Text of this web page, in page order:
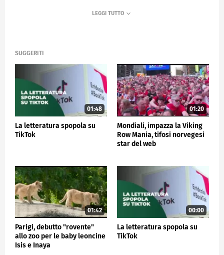
video dell'esemplare di due mesi, grande quanto un
zoo Chon Buri, in Thailandia. Tantissimi i visitatori in
nuova attrazione.
ESTERI
SUGGERITI
01:48
La letteratura spopola su
TikTok
01:20
Mondiali, impazza la Viking
Row Mania, tifosi norvegesi
star del web
01:42
Parigi, debutto "rovente"
allo zoo per le baby leoncine
Isis e Inaya
00:00
La letteratura spopola su
TikTok